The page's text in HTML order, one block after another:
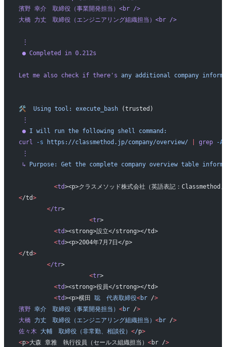
濱野 幸介　取締役（事業開発担当）<br />
大橋 力丈　取締役（エンジニアリング組織担当）<br />
⋮
● Completed in 0.212s
Let me also check if there' s any additional company
🛠️
  Using
tool: execute_bash (trusted)
⋮
● I will run the following shell command:
curl -s https://classmethod.jp/company/overview/ grep -A
⋮
↳ Purpose: Get the complete company overview table
          <
td><p>クラスメソッド株式会社（英語表記：
</td>
        <
/tr>
                    <
tr>
          <
td><strong>設立</strong></td>
          <
td><p>2004年7月7日</p>
</td>
        <
/tr>
                    <
tr>
          <
td><strong>役員</strong></td>
          <
td><p>横田 聡　代表取締役<br />
濱野 幸介　取締役（事業開発担当） <br />
大橋 力丈　取締役（エンジニアリング組織担当） <br />
佐々木 大輔　取締役（非常勤、相談役） </p>
<p>大森 章雅　執行役員（セールス組織担当） <br />